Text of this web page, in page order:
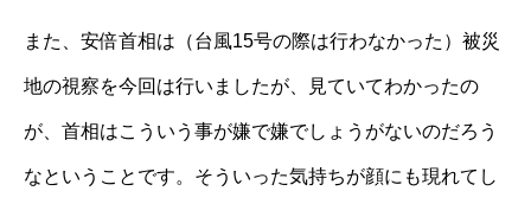
また、安倍首相は（台風15号の際は行わなかった）被災
地の視察を今回は行いましたが、見ていてわかったの
が、首相はこういう事が嫌で嫌でしょうがないのだろう
なということです。そういった気持ちが顔にも現れてし